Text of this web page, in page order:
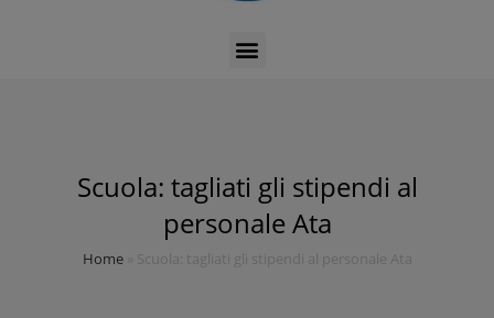
Scuola: tagliati gli stipendi al
personale Ata
Home» Scuola: tagliati gli stipendi al personale Ata